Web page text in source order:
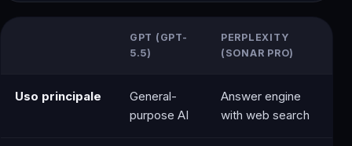
GPT (GPT-
5.5)
PERPLEXITY
(SONAR PRO)
Uso principale
General-
purpose AI
Answer engine
with web search